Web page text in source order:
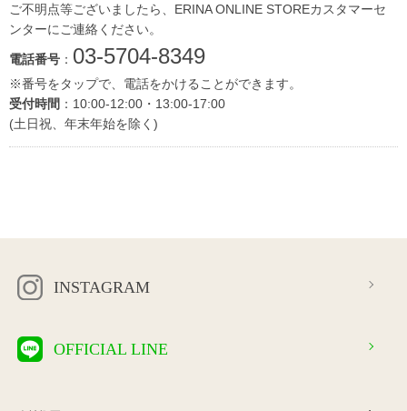
ご不明点等ございましたら、ERINA ONLINE STOREカスタマーセ
ンターにご連絡ください。
電話番号 ： 03-5704-8349
※番号をタップで、電話をかけることができます。
受付時間 ：10:00-12:00・13:00-17:00
(土日祝、年末年始を除く)
INSTAGRAM
OFFICIAL LINE